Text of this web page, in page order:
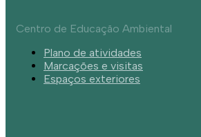
Centro de Educação Ambiental
Plano de atividades
Marcações e visitas
Espaços exteriores